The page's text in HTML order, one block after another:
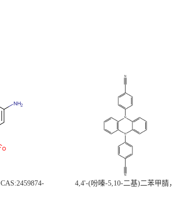
4,4'-(吩嗪-5,10-二基)二苯甲腈